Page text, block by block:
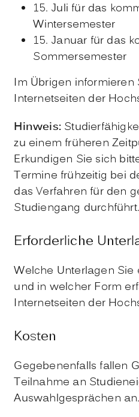
15. Juli für das
Wintersemester
15. Januar für das
Sommersemester
Im Übrigen informieren
Internetseiten der
Hinweis:
zu einem früheren
Erkundigen Sie sich
Termine frühzeitig bei
das Verfahren für den
Studiengang durchführt.
Erforderliche
Welche Unterlagen
und in welcher Form
Internetseiten der
Kosten
Gegebenenfalls fallen
Teilnahme an
Auswahlgesprächen an.